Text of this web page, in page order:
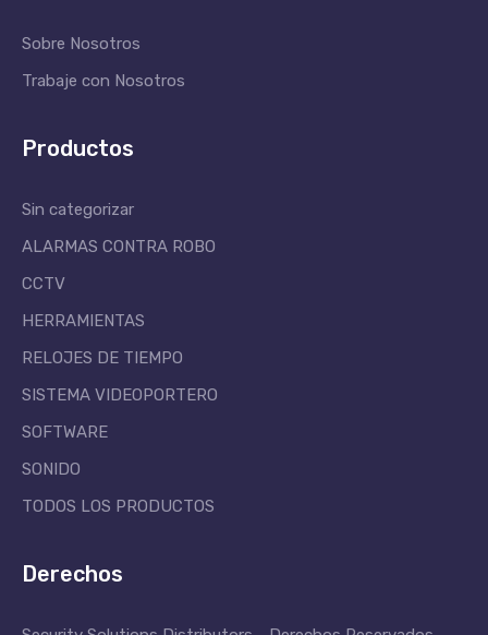
Sobre Nosotros
Trabaje con Nosotros
Productos
Sin categorizar
ALARMAS CONTRA ROBO
CCTV
HERRAMIENTAS
RELOJES DE TIEMPO
SISTEMA VIDEOPORTERO
SOFTWARE
SONIDO
TODOS LOS PRODUCTOS
Derechos